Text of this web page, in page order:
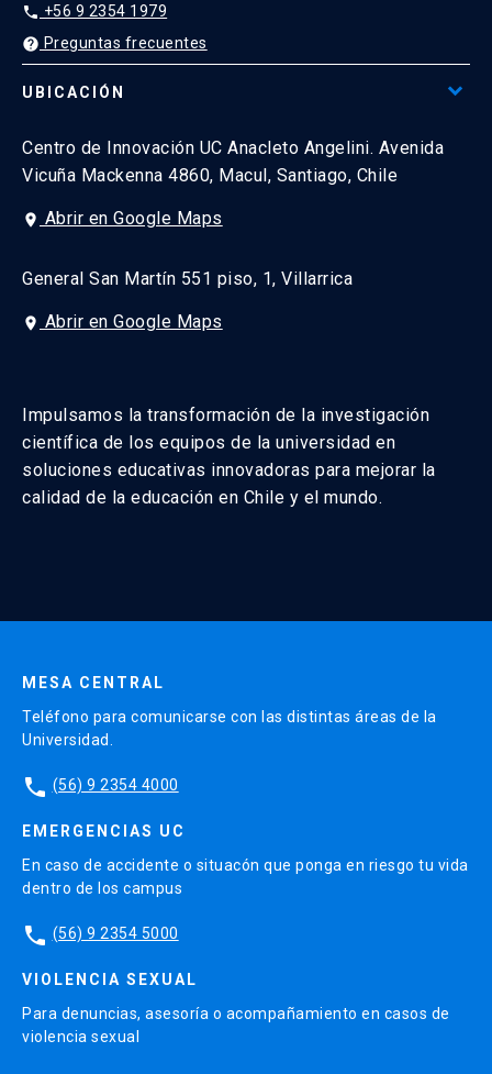
phone +56 9 2354 1979
help Preguntas frecuentes
UBICACIÓN
Centro de Innovación UC Anacleto Angelini. Avenida
Vicuña Mackenna 4860, Macul, Santiago, Chile
place Abrir en Google Maps
General San Martín 551 piso, 1, Villarrica
place Abrir en Google Maps
Impulsamos la transformación de la investigación
científica de los equipos de la universidad en
soluciones educativas innovadoras para mejorar la
calidad de la educación en Chile y el mundo.
MESA CENTRAL
Teléfono para comunicarse con las distintas áreas de la
Universidad.
phone (56) 9 2354 4000
EMERGENCIAS UC
En caso de accidente o situacón que ponga en riesgo tu vida
dentro de los campus
phone (56) 9 2354 5000
VIOLENCIA SEXUAL
Para denuncias, asesoría o acompañamiento en casos de
violencia sexual